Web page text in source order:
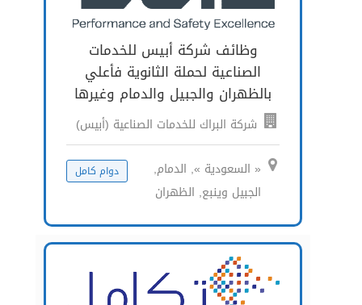
وظائف شركة أبيس للخدمات
الصناعية لحملة الثانوية فأعلي
بالظهران والجبيل والدمام وغيرها
شركة البراك للخدمات الصناعية (أبيس)
« السعودية », الدمام,
الجبيل وينبع, الظهران
دوام كامل